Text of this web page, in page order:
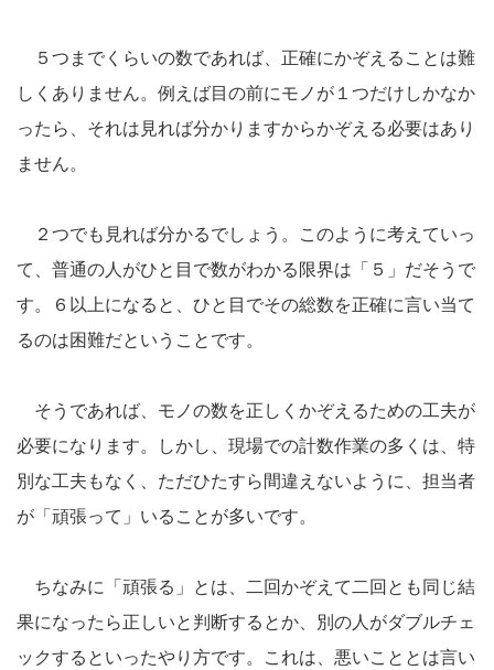
５つまでくらいの数であれば、正確にかぞえることは難
しくありません。例えば目の前にモノが１つだけしかなか
ったら、それは見れば分かりますからかぞえる必要はあり
ません。
２つでも見れば分かるでしょう。このように考えていっ
て、普通の人がひと目で数がわかる限界は「５」だそうで
す。６以上になると、ひと目でその総数を正確に言い当て
るのは困難だということです。
そうであれば、モノの数を正しくかぞえるための工夫が
必要になります。しかし、現場での計数作業の多くは、特
別な工夫もなく、ただひたすら間違えないように、担当者
が「頑張って」いることが多いです。
ちなみに「頑張る」とは、二回かぞえて二回とも同じ結
果になったら正しいと判断するとか、別の人がダブルチェ
ックするといったやり方です。これは、悪いこととは言い